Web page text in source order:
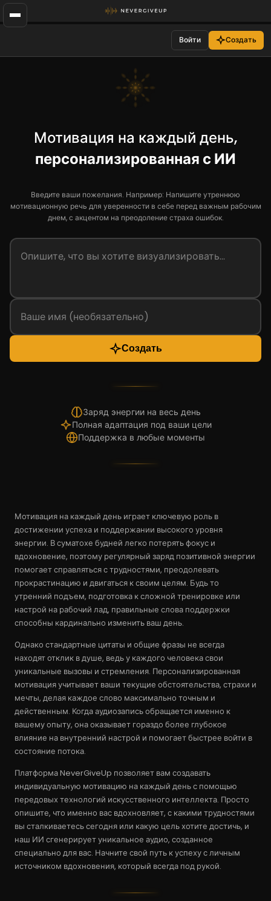
Войти Создать
Мотивация на каждый день,
персонализированная с ИИ
Введите ваши пожелания. Например: Напишите утреннюю
мотивационную речь для уверенности в себе перед важным рабочим
днем, с акцентом на преодоление страха ошибок.
Создать
Заряд энергии на весь день
Полная адаптация под ваши цели
Поддержка в любые моменты
Мотивация на каждый день играет ключевую роль в
достижении успеха и поддержании высокого уровня
энергии. В суматохе будней легко потерять фокус и
вдохновение, поэтому регулярный заряд позитивной энергии
помогает справляться с трудностями, преодолевать
прокрастинацию и двигаться к своим целям. Будь то
утренний подъем, подготовка к сложной тренировке или
настрой на рабочий лад, правильные слова поддержки
способны кардинально изменить ваш день.
Однако стандартные цитаты и общие фразы не всегда
находят отклик в душе, ведь у каждого человека свои
уникальные вызовы и стремления. Персонализированная
мотивация учитывает ваши текущие обстоятельства, страхи и
мечты, делая каждое слово максимально точным и
действенным. Когда аудиозапись обращается именно к
вашему опыту, она оказывает гораздо более глубокое
влияние на внутренний настрой и помогает быстрее войти в
состояние потока.
Платформа NeverGiveUp позволяет вам создавать
индивидуальную мотивацию на каждый день с помощью
передовых технологий искусственного интеллекта. Просто
опишите, что именно вас вдохновляет, с какими трудностями
вы сталкиваетесь сегодня или какую цель хотите достичь, и
наш ИИ сгенерирует уникальное аудио, созданное
специально для вас. Начните свой путь к успеху с личным
источником вдохновения, который всегда под рукой.